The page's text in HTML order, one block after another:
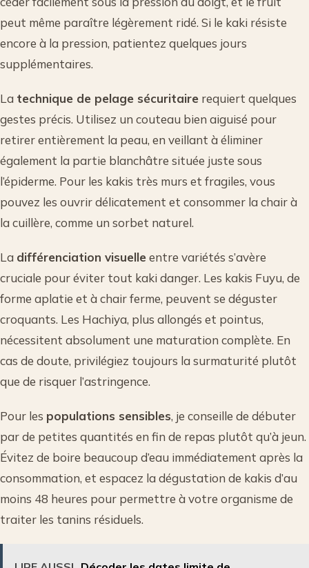
peut même paraître légèrement ridé. Si le kaki résiste
encore à la pression, patientez quelques jours
supplémentaires.
La technique de pelage sécuritaire requiert quelques
gestes précis. Utilisez un couteau bien aiguisé pour
retirer entièrement la peau, en veillant à éliminer
également la partie blanchâtre située juste sous
l’épiderme. Pour les kakis très murs et fragiles, vous
pouvez les ouvrir délicatement et consommer la chair à
la cuillère, comme un sorbet naturel.
La différenciation visuelleentre variétés s’avère
cruciale pour éviter tout kaki danger. Les kakis Fuyu, de
forme aplatie et à chair ferme, peuvent se déguster
croquants. Les Hachiya, plus allongés et pointus,
nécessitent absolument une maturation complète. En
cas de doute, privilégiez toujours la surmaturité plutôt
que de risquer l’astringence.
Pour les populations sensibles, je conseille de débuter
par de petites quantités en fin de repas plutôt qu’à jeun.
Évitez de boire beaucoup d’eau immédiatement après la
consommation, et espacez la dégustation de kakis d’au
moins 48 heures pour permettre à votre organisme de
traiter les tanins résiduels.